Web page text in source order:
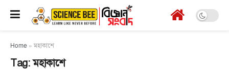
Home » মহাকাশে
Tag:মহাকাশে